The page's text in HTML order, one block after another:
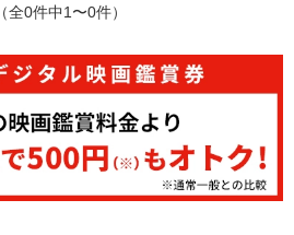
（全0件中1〜0件）